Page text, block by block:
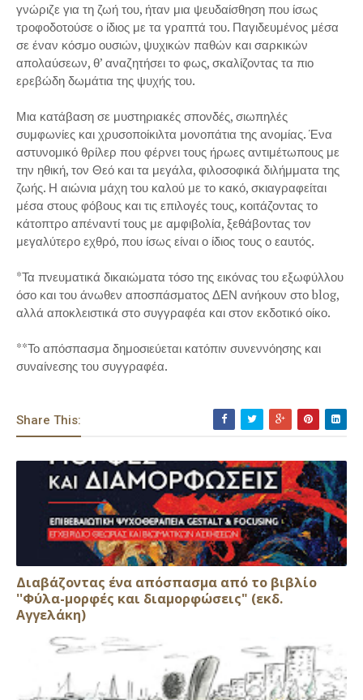
γνώριζε για τη ζωή του, ήταν μια ψευδαίσθηση που ίσως
τροφοδοτούσε ο ίδιος με τα γραπτά του. Παγιδευμένος μέσα
σε έναν κόσμο ουσιών, ψυχικών παθών και σαρκικών
απολαύσεων, θ’ αναζητήσει το φως, σκαλίζοντας τα πιο
ερεβώδη δωμάτια της ψυχής του.
Μια κατάβαση σε μυστηριακές σπονδές, σιωπηλές
συμφωνίες και χρυσοποίκιλτα μονοπάτια της ανομίας. Ένα
αστυνομικό θρίλερ που φέρνει τους ήρωες αντιμέτωπους με
την ηθική, τον Θεό και τα μεγάλα, φιλοσοφικά διλήμματα της
ζωής. Η αιώνια μάχη του καλού με το κακό, σκιαγραφείται
μέσα στους φόβους και τις επιλογές τους, κοιτάζοντας το
κάτοπτρο απέναντί τους με αμφιβολία, ξεθάβοντας τον
μεγαλύτερο εχθρό, που ίσως είναι ο ίδιος τους ο εαυτός.
*Τα πνευματικά δικαιώματα τόσο της εικόνας του εξωφύλλου
όσο και του άνωθεν αποσπάσματος ΔΕΝ ανήκουν στο blog,
αλλά αποκλειστικά στο συγγραφέα και στον εκδοτικό οίκο.
**Το απόσπασμα δημοσιεύεται κατόπιν συνεννόησης και
συναίνεσης του συγγραφέα.
Share This:
Διαβάζοντας ένα απόσπασμα από το βιβλίο
''Φύλα-μορφές και διαμορφώσεις" (εκδ.
Αγγελάκη)